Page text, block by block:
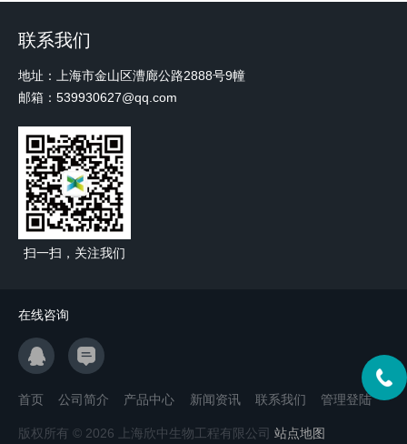
联系我们
地址：上海市金山区漕廊公路2888号9幢
邮箱：539930627@qq.com
扫一扫，关注我们
在线咨询
首页 公司简介 产品中心 新闻资讯 联系我们 管理登陆
版权所有 © 2026 上海欣中生物工程有限公司 站点地图